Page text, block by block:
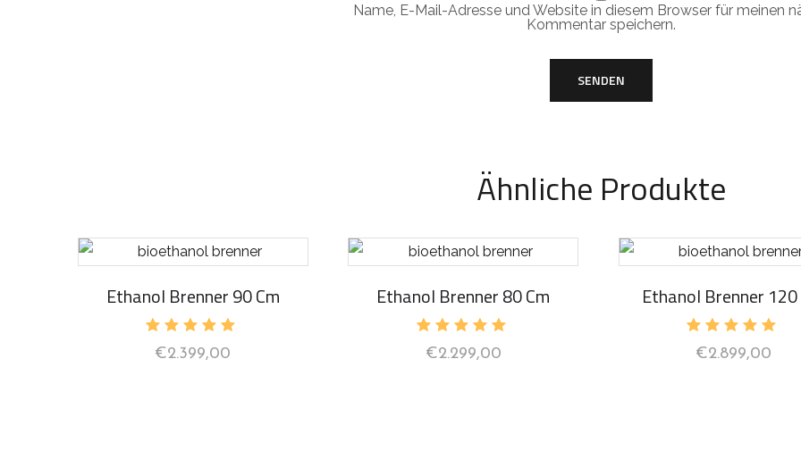
Name, E-Mail-Adresse und Website in diesem Browser für meinen
Kommentar speichern.
Ähnliche Produkte
Ethanol Brenner 90 Cm
Bewertet
mit
€2.399,00
Ethanol Brenner 80 Cm
Bewertet
mit
€2.299,00
Ethanol Brenner 120
Bewertet
mit
€2.899,00